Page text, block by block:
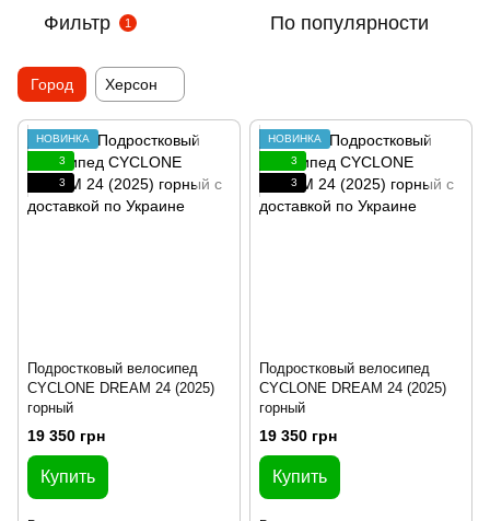
Фильтр 1 По популярности
Город Херсон
НОВИНКА
3
3
Подростковый велосипед
CYCLONE DREAM 24 (2025)
горный
19 350 грн
Купить
НОВИНКА
3
3
Подростковый велосипед
CYCLONE DREAM 24 (2025)
горный
19 350 грн
Купить